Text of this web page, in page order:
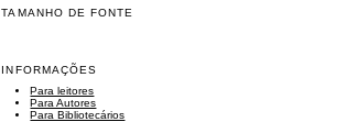
TAMANHO DE FONTE
INFORMAÇÕES
Para leitores
Para Autores
Para Bibliotecários